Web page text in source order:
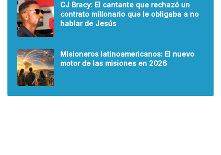
CJ Bracy: El cantante que rechazó un
contrato millonario que le obligaba a no
hablar de Jesús
Misioneros latinoamericanos: El nuevo
motor de las misiones en 2026